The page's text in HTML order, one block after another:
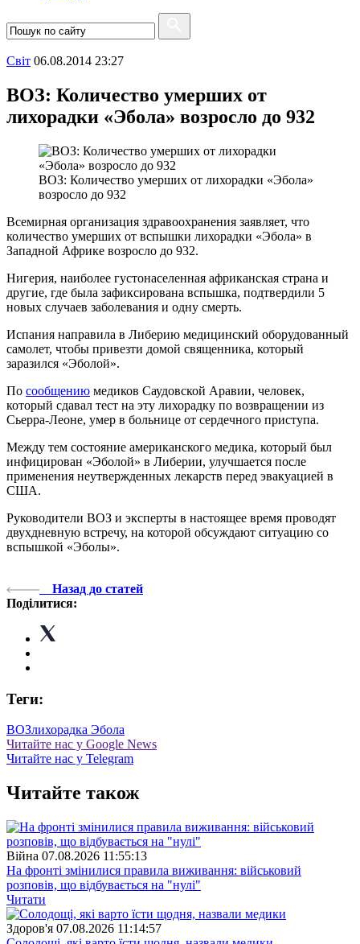
Свiт 06.08.2014 23:27
ВОЗ: Количество умерших от
лихорадки «Эбола» возросло до 932
ВОЗ: Количество умерших от лихорадки «Эбола»
возросло до 932
Всемирная организация здравоохранения заявляет, что
количество умерших от вспышки лихорадки «Эбола» в
Западной Африке возросло до 932.
Нигерия, наиболее густонаселенная африканская страна и
другие, где была зафиксирована вспышка, подтвердили 5
новых случаев заболевания и одну смерть.
Испания направила в Либерию медицинский оборудованный
самолет, чтобы привезти домой священника, который
заразился «Эболой».
По сообщению медиков Саудовской Аравии, человек,
который сдавал тест на эту лихорадку по возвращении из
Сьерра-Леоне, умер в больнице от сердечного приступа.
Между тем состояние американского медика, который был
инфицирован «Эболой» в Либерии, улучшается после
применения неутвержденных лекарств перед эвакуацией в
США.
Руководители ВОЗ и эксперты в настоящее время проводят
двухдневную встречу, на которой обсуждают ситуацию со
вспышкой «Эболы».
Назад до статей
Поділитися:
Теги:
ВОЗлихорадка Эбола
Читайте нас у Google News
Читайте нас у Telegram
Читайте також
Війна 07.08.2026 11:55:13
На фронті змінилися правила виживання: військовий
розповів, що відбувається на "нулі"
Читати
Здоров'я 07.08.2026 11:14:57